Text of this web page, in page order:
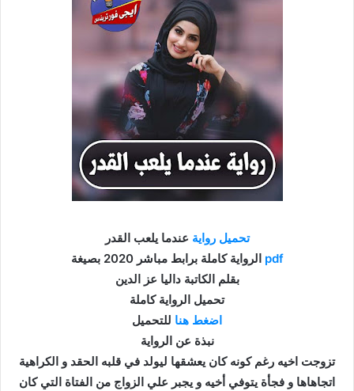
تحميل رواية عندما يلعب القدر
pdf الرواية كاملة برابط مباشر 2020 بصيغة
بقلم الكاتبة داليا عز الدين
تحميل الرواية كاملة
اضغط هنا للتحميل
نبذة عن الرواية
تزوجت اخيه رغم كونه كان يعشقها ليولد في قلبه الحقد و الكراهية
اتجاهاها و فجأة يتوفي أخيه و يجبر علي الزواج من الفتاة التي كان